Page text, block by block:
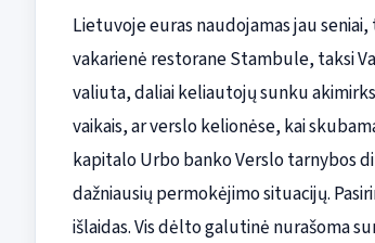
Lietuvoje euras naudojamas jau
vakarienė restorane Stambule, taksi
valiuta, daliai keliautojų sunku
vaikais, ar verslo kelionėse, kai
kapitalo Urbo banko Verslo tarnybos
dažniausių permokėjimo situacijų.
išlaidas. Vis dėlto galutinė nurašoma